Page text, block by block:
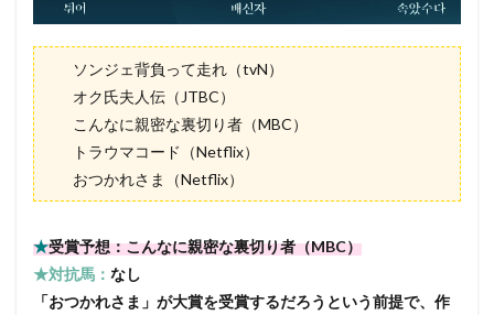
ソンジェ背負って走れ（tvN）
オク氏夫人伝（JTBC）
こんなに親密な裏切り者（MBC）
トラウマコード（Netflix）
おつかれさま（Netflix）
★受賞予想：こんなに親密な裏切り者（MBC）
★対抗馬： なし
「おつかれさま」が大賞を受賞するだろうという前提で、作